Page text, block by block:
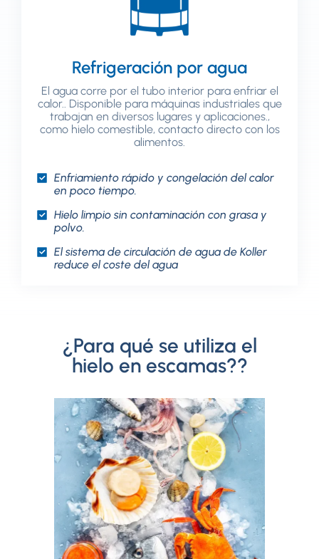
Refrigeración por agua
El agua corre por el tubo interior para enfriar el
calor.. Disponible para máquinas industriales que
trabajan en diversos lugares y aplicaciones.,
como hielo comestible, contacto directo con los
alimentos.
Enfriamiento rápido y congelación del calor
en poco tiempo.
Hielo limpio sin contaminación con grasa y
polvo.
El sistema de circulación de agua de Koller
reduce el coste del agua
¿Para qué se utiliza el
hielo en escamas??